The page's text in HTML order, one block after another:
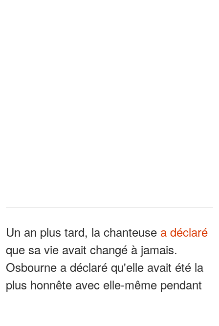
Un an plus tard, la chanteuse a déclaré
que sa vie avait changé à jamais.
Osbourne a déclaré qu'elle avait été la
plus honnête avec elle-même pendant